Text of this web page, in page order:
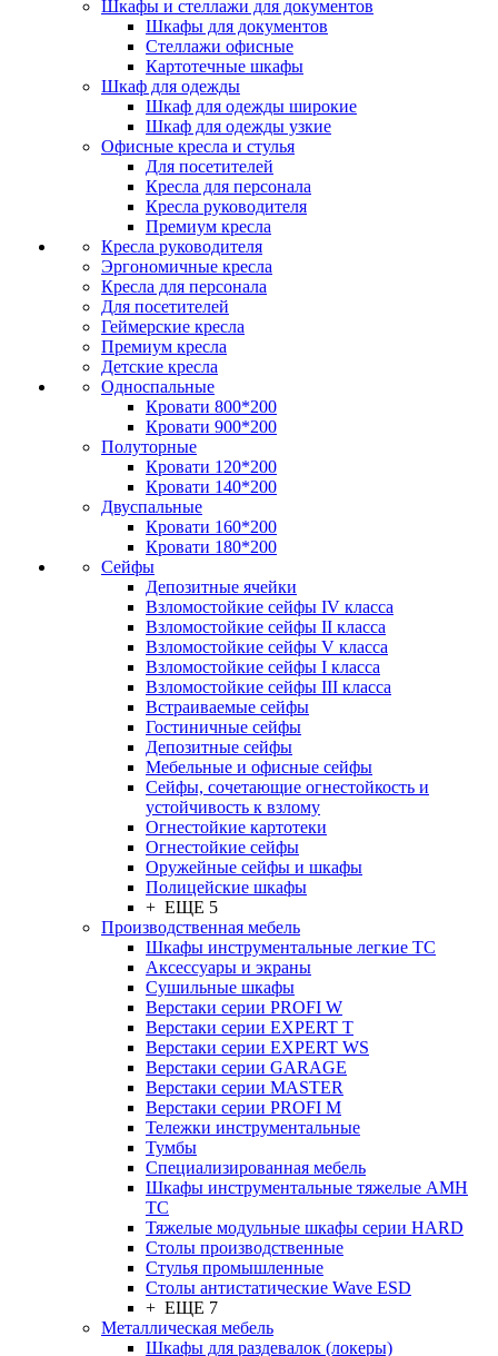
Шкафы и стеллажи для документов
Шкафы для документов
Стеллажи офисные
Картотечные шкафы
Шкаф для одежды
Шкаф для одежды широкие
Шкаф для одежды узкие
Офисные кресла и стулья
Для посетителей
Кресла для персонала
Кресла руководителя
Премиум кресла
Кресла руководителя
Эргономичные кресла
Кресла для персонала
Для посетителей
Геймерские кресла
Премиум кресла
Детские кресла
Односпальные
Кровати 800*200
Кровати 900*200
Полуторные
Кровати 120*200
Кровати 140*200
Двуспальные
Кровати 160*200
Кровати 180*200
Сейфы
Депозитные ячейки
Взломостойкие сейфы IV класса
Взломостойкие сейфы II класса
Взломостойкие сейфы V класса
Взломостойкие сейфы I класса
Взломостойкие сейфы III класса
Встраиваемые сейфы
Гостиничные сейфы
Депозитные сейфы
Мебельные и офисные сейфы
Сейфы, сочетающие огнестойкость и
устойчивость к взлому
Огнестойкие картотеки
Огнестойкие сейфы
Оружейные сейфы и шкафы
Полицейские шкафы
+ ЕЩЕ 5
Производственная мебель
Шкафы инструментальные легкие ТС
Аксессуары и экраны
Cушильные шкафы
Верстаки серии PROFI W
Верстаки серии EXPERT T
Верстаки серии EXPERT WS
Верстаки серии GARAGE
Верстаки серии MASTER
Верстаки серии PROFI M
Тележки инструментальные
Тумбы
Cпециализированная мебель
Шкафы инструментальные тяжелые AMH
TC
Тяжелые модульные шкафы серии HARD
Столы производственные
Стулья промышленные
Столы антистатические Wave ESD
+ ЕЩЕ 7
Металлическая мебель
Шкафы для раздевалок (локеры)